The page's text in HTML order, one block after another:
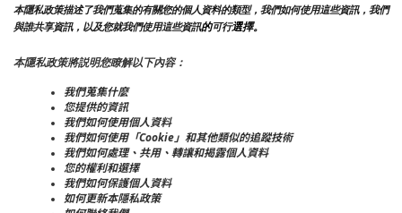
本隱私政策描述了我們蒐集的有關您的個人資料的類型，我們如何使用這些資訊，我們
與誰共享資訊，以及您就我們使用這些資訊的可行選擇。
本隱私政策將説明您瞭解以下內容：
我們蒐集什麼
您提供的資訊
我們如何使用個人資料
我們如何使用「Cookie」和其他類似的追蹤技術
我們如何處理、共用、轉讓和揭露個人資料
您的權利和選擇
我們如何保護個人資料
如何更新本隱私政策